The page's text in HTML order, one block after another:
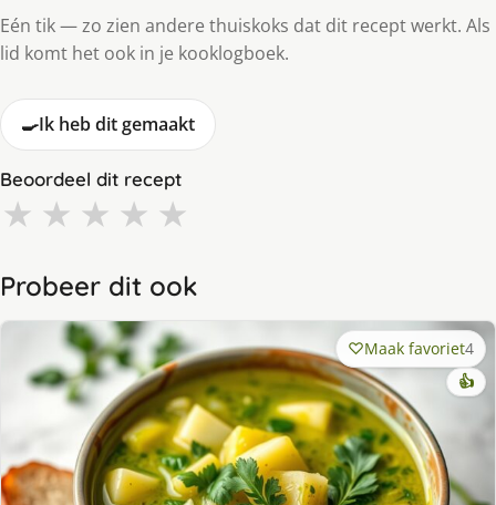
Eén tik — zo zien andere thuiskoks dat dit recept werkt. Als
lid komt het ook in je kooklogboek.
🍳Ik heb dit gemaakt
Beoordeel dit recept
★ ★ ★ ★ ★
Probeer dit ook
Maak favoriet4
👍